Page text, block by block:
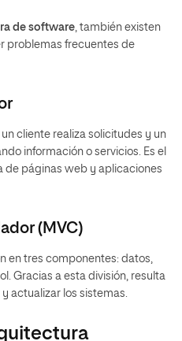
de software, también existen
problemas frecuentes de
cliente realiza solicitudes y un
información o servicios. Es el
de páginas web y aplicaciones
(MVC)
en tres componentes: datos,
Gracias a esta división, resulta
actualizar los sistemas.